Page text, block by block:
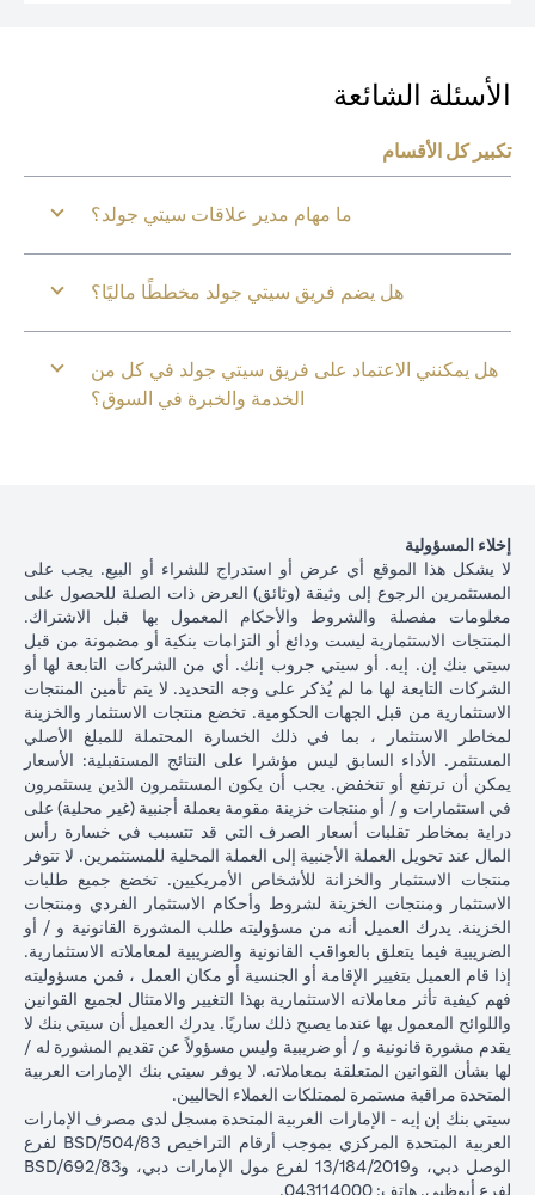
الأسئلة الشائعة
تكبير كل الأقسام
ما مهام مدير علاقات سيتي جولد؟
هل يضم فريق سيتي جولد مخططًا ماليًا؟
هل يمكنني الاعتماد على فريق سيتي جولد في كل من
الخدمة والخبرة في السوق؟
إخلاء المسؤولية
لا يشكل هذا الموقع أي عرض أو استدراج للشراء أو البيع. يجب على
المستثمرين الرجوع إلى وثيقة (وثائق) العرض ذات الصلة للحصول على
معلومات مفصلة والشروط والأحكام المعمول بها قبل الاشتراك.
المنتجات الاستثمارية ليست ودائع أو التزامات بنكية أو مضمونة من قبل
سيتي بنك إن. إيه. أو سيتي جروب إنك. أي من الشركات التابعة لها أو
الشركات التابعة لها ما لم يُذكر على وجه التحديد. لا يتم تأمين المنتجات
الاستثمارية من قبل الجهات الحكومية. تخضع منتجات الاستثمار والخزينة
لمخاطر الاستثمار ، بما في ذلك الخسارة المحتملة للمبلغ الأصلي
المستثمر. الأداء السابق ليس مؤشرا على النتائج المستقبلية: الأسعار
يمكن أن ترتفع أو تنخفض. يجب أن يكون المستثمرون الذين يستثمرون
في استثمارات و / أو منتجات خزينة مقومة بعملة أجنبية (غير محلية) على
دراية بمخاطر تقلبات أسعار الصرف التي قد تتسبب في خسارة رأس
المال عند تحويل العملة الأجنبية إلى العملة المحلية للمستثمرين. لا تتوفر
منتجات الاستثمار والخزانة للأشخاص الأمريكيين. تخضع جميع طلبات
الاستثمار ومنتجات الخزينة لشروط وأحكام الاستثمار الفردي ومنتجات
الخزينة. يدرك العميل أنه من مسؤوليته طلب المشورة القانونية و / أو
الضريبية فيما يتعلق بالعواقب القانونية والضريبية لمعاملاته الاستثمارية.
إذا قام العميل بتغيير الإقامة أو الجنسية أو مكان العمل ، فمن مسؤوليته
فهم كيفية تأثر معاملاته الاستثمارية بهذا التغيير والامتثال لجميع القوانين
واللوائح المعمول بها عندما يصبح ذلك ساريًا. يدرك العميل أن سيتي بنك لا
يقدم مشورة قانونية و / أو ضريبية وليس مسؤولاً عن تقديم المشورة له /
لها بشأن القوانين المتعلقة بمعاملاته. لا يوفر سيتي بنك الإمارات العربية
المتحدة مراقبة مستمرة لممتلكات العملاء الحاليين.
سيتي بنك إن إيه - الإمارات العربية المتحدة مسجل لدى مصرف الإمارات
العربية المتحدة المركزي بموجب أرقام التراخيص BSD/504/83 لفرع
الوصل دبي، و13/184/2019 لفرع مول الإمارات دبي، وBSD/692/83
لفرع أبوظبي. هاتف: 043114000.